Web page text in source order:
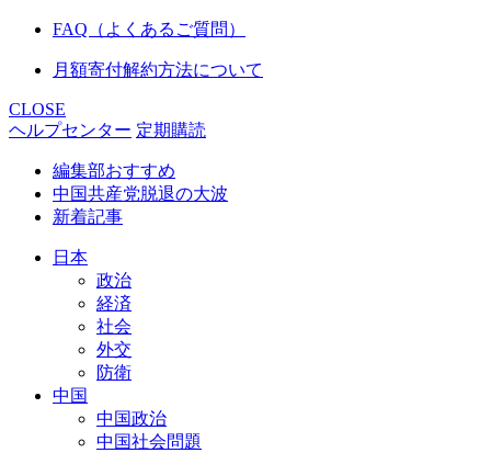
FAQ（よくあるご質問）
月額寄付解約方法について
CLOSE
ヘルプセンター 定期購読
編集部おすすめ
中国共産党脱退の大波
新着記事
日本
政治
経済
社会
外交
防衛
中国
中国政治
中国社会問題